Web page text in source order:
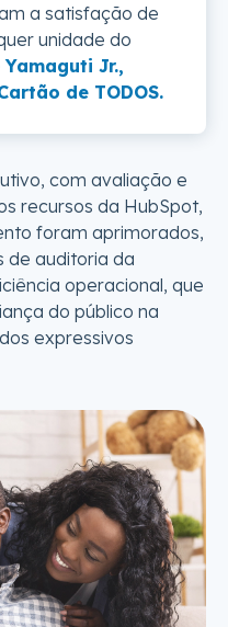
a satisfação de
unidade do
Jr.,
de TODOS.
com avaliação e
recursos da HubSpot,
foram aprimorados,
de auditoria da
operacional, que
do público na
expressivos